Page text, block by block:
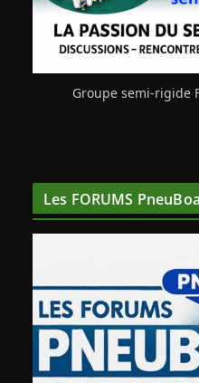
Groupe semi-rigide
Les FORUMS